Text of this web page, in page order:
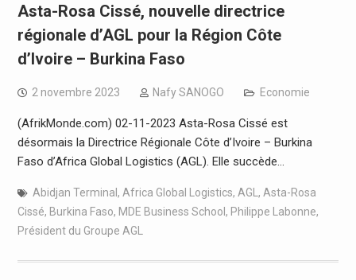
Asta-Rosa Cissé, nouvelle directrice
régionale d’AGL pour la Région Côte
d’Ivoire – Burkina Faso
2 novembre 2023 Nafy SANOGO Economie
(AfrikMonde.com) 02-11-2023 Asta-Rosa Cissé est
désormais la Directrice Régionale Côte d’Ivoire – Burkina
Faso d’Africa Global Logistics (AGL). Elle succède…
Abidjan Terminal , Africa Global Logistics, AGL , Asta-Rosa
Cissé, Burkina Faso, MDE Business School , Philippe Labonne,
Président du Groupe AGL